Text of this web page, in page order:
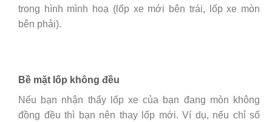
trong hình mình hoạ (lốp xe mới bên trái, lốp xe mòn
bên phải).
Bề mặt lốp không đều
Nếu bạn nhận thấy lốp xe của bạn đang mòn không
đồng đều thì bạn nên thay lốp mới. Ví dụ, nếu chỉ số